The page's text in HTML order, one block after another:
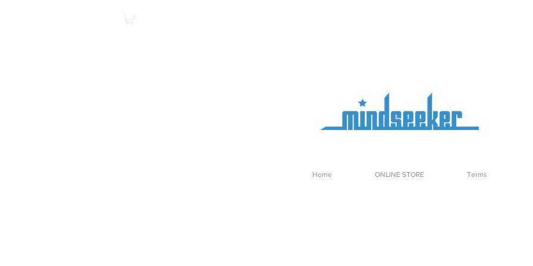
Home ONLINE STORE Terms